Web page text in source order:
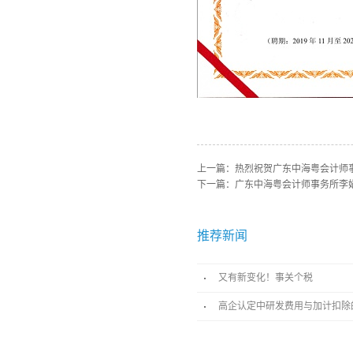
上一篇： 热烈祝贺广东中海粤会计师
下一篇： 广东中海粤会计师事务所
推荐新闻
又有新变化！事关个税
高企认定中研发费用与加计扣